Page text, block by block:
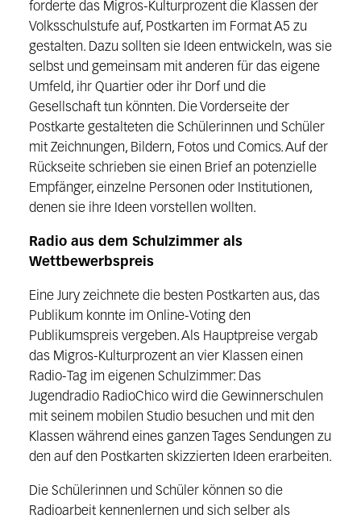
forderte das Migros-Kulturprozent die Klassen der
Volksschulstufe auf, Postkarten im Format A5 zu
gestalten. Dazu sollten sie Ideen entwickeln, was sie
selbst und gemeinsam mit anderen für das eigene
Umfeld, ihr Quartier oder ihr Dorf und die
Gesellschaft tun könnten. Die Vorderseite der
Postkarte gestalteten die Schülerinnen und Schüler
mit Zeichnungen, Bildern, Fotos und Comics. Auf der
Rückseite schrieben sie einen Brief an potenzielle
Empfänger, einzelne Personen oder Institutionen,
denen sie ihre Ideen vorstellen wollten.
Radio aus dem Schulzimmer als
Wettbewerbspreis
Eine Jury zeichnete die besten Postkarten aus, das
Publikum konnte im Online-Voting den
Publikumspreis vergeben. Als Hauptpreise vergab
das Migros-Kulturprozent an vier Klassen einen
Radio-Tag im eigenen Schulzimmer: Das
Jugendradio RadioChico wird die Gewinnerschulen
mit seinem mobilen Studio besuchen und mit den
Klassen während eines ganzen Tages Sendungen zu
den auf den Postkarten skizzierten Ideen erarbeiten.
Die Schülerinnen und Schüler können so die
Radioarbeit kennenlernen und sich selber als